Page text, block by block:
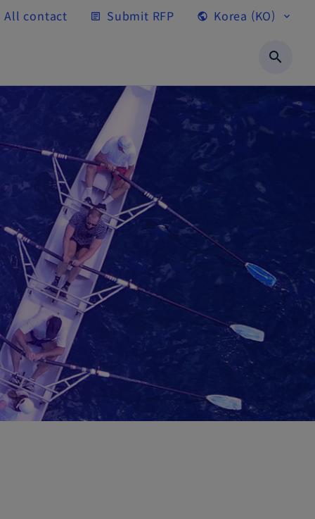
All contact article Submit RFP public Korea (KO) expand_more
search